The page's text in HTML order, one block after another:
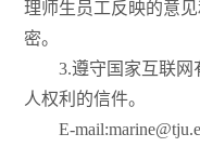
理师生员工反映的意
密。
3.遵守国家互联网
人权利的信件。
E-